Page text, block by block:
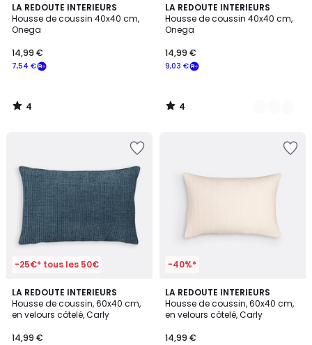
LA REDOUTE INTERIEURS
Housse de coussin 40x40 cm,
Onega
7,54 €
14,99 €
4
/
5
4
/
LA REDOUTE INTERIEURS
Housse de coussin 40x40 cm,
Onega
9,03 €
14,99 €
4
/
5
9
Couleurs
4
/
-25€* tous les 50€
LA REDOUTE INTERIEURS
Housse de coussin, 60x40 cm,
en velours côtelé, Carly
14,99 €
5
/
5
-40%*
LA REDOUTE INTERIEURS
Housse de coussin, 60x40 cm,
en velours côtelé, Carly
14,99 €
5
/
5
3
Couleurs